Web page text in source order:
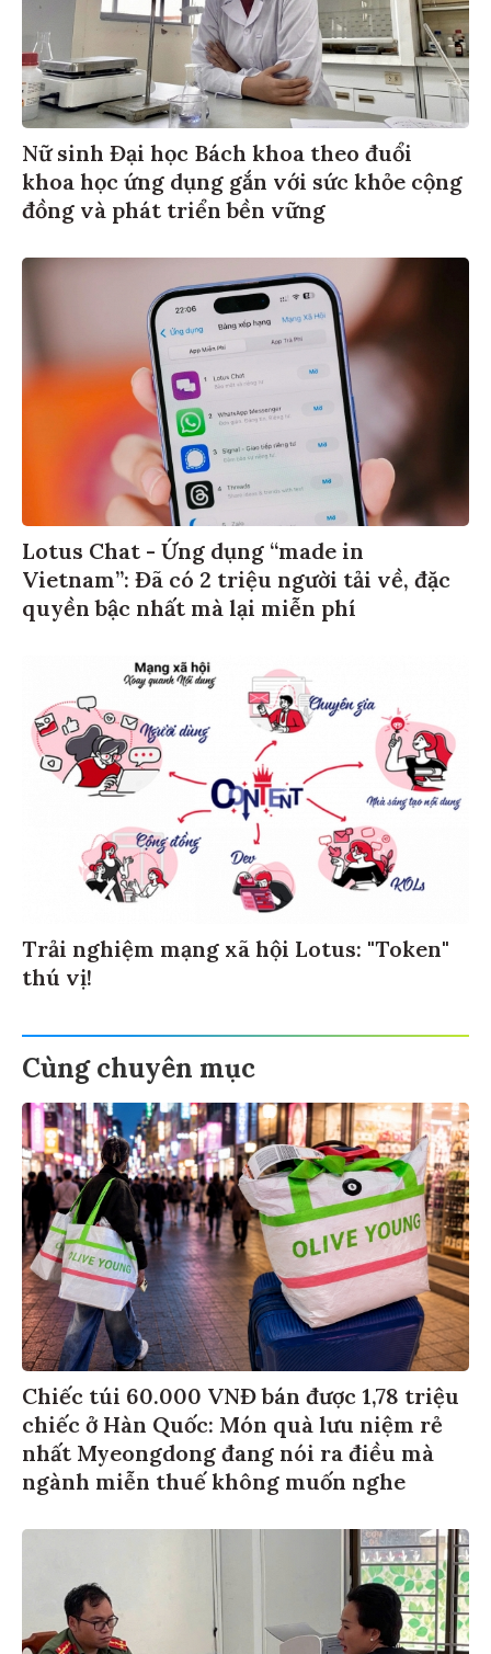
Nữ sinh Đại học Bách khoa theo đuổi
khoa học ứng dụng gắn với sức khỏe cộng
đồng và phát triển bền vững
Lotus Chat - Ứng dụng “made in
Vietnam”: Đã có 2 triệu người tải về, đặc
quyền bậc nhất mà lại miễn phí
Trải nghiệm mạng xã hội Lotus: "Token"
thú vị!
Cùng chuyên mục
Chiếc túi 60.000 VNĐ bán được 1,78 triệu
chiếc ở Hàn Quốc: Món quà lưu niệm rẻ
nhất Myeongdong đang nói ra điều mà
ngành miễn thuế không muốn nghe